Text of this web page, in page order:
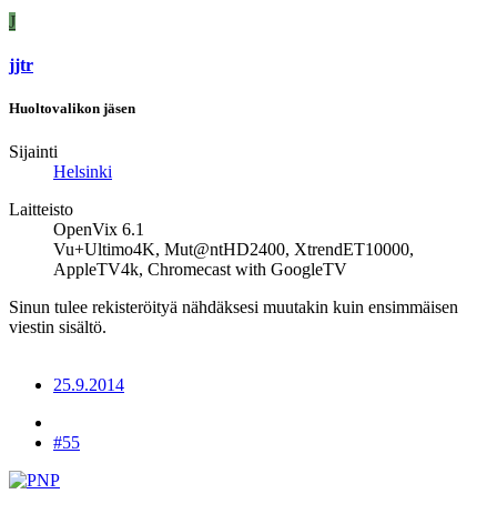
J
jjtr
Huoltovalikon jäsen
Sijainti
Helsinki
Laitteisto
OpenVix 6.1
Vu+Ultimo4K, Mut@ntHD2400, XtrendET10000,
AppleTV4k, Chromecast with GoogleTV
Sinun tulee rekisteröityä nähdäksesi muutakin kuin ensimmäisen
viestin sisältö.
25.9.2014
#55